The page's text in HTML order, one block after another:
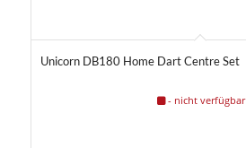
4.56
Unicorn DB180 Home Dart Centre Set
- nicht verfügbar